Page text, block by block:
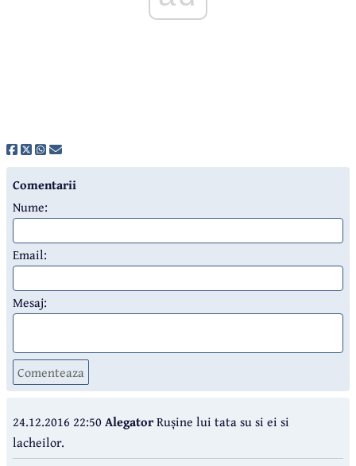
Comentarii
Nume:
Email:
Mesaj:
Comenteaza
24.12.2016 22:50AlegatorRușine lui tata su si ei si
lacheilor.